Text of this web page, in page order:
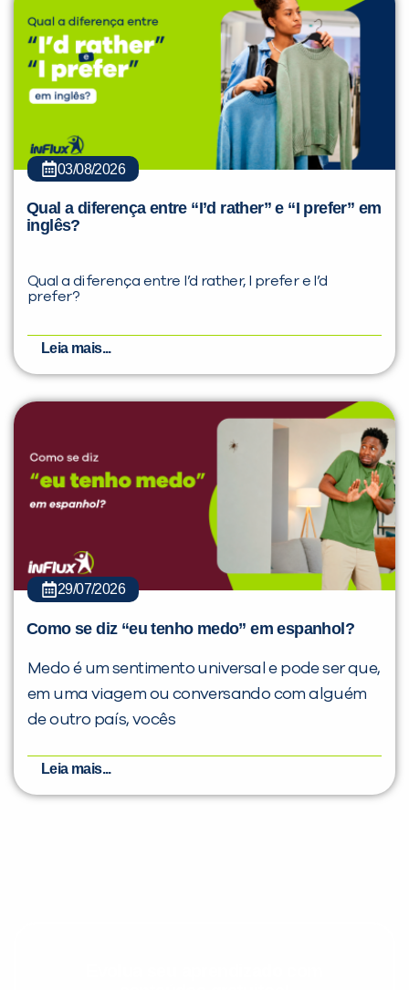
03/08/2026
Qual a diferença entre “I’d rather” e “I prefer” em
inglês?
Qual a diferença entre I’d rather, I prefer e I’d
prefer?
Leia mais...
29/07/2026
Como se diz “eu tenho medo” em espanhol?
Medo é um sentimento universal e pode ser que,
em uma viagem ou conversando com alguém
de outro país, vocês
Leia mais...